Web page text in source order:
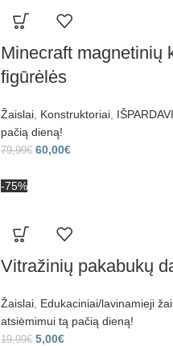
Minecraft magnetinių
figūrėlės
Žaislai Konstruktoriai
pačią dieną!
79,99€ 60,00€
-75%
Vitražinių pakabukų
Žaislai Edukaciniai/lavinamieji
atsiėmimui tą pačią dieną!
19,99€ 5,00€